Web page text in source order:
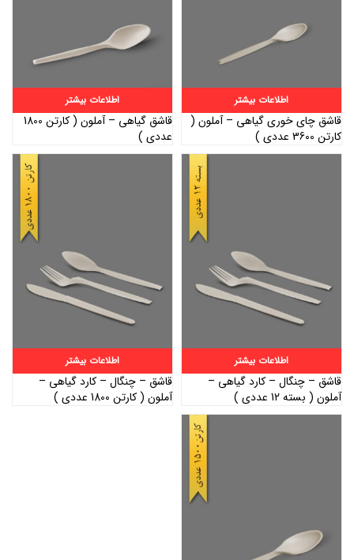
اطلاعات بیشتر
قاشق چای خوری گیاهی – آملون (
کارتن 3600 عددی )
اطلاعات بیشتر
قاشق گیاهی – آملون ( کارتن 1800
عددی )
اطلاعات بیشتر
قاشق – چنگال – کارد گیاهی –
آملون ( بسته 12 عددی )
اطلاعات بیشتر
قاشق – چنگال – کارد گیاهی –
آملون ( کارتن 1800 عددی )